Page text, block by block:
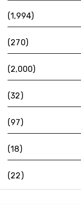
(1٬994)
(270)
(2٬000)
(32)
(97)
(18)
(22)